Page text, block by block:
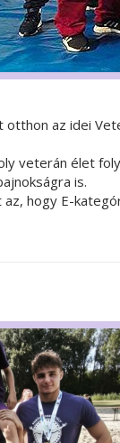
otthon az idei
veterán élet
is.
hogy E-